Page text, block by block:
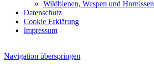
Wildbienen, Wespen und Hornissen
Datenschutz
Cookie Erklärung
Impressum
Navigation überspringen